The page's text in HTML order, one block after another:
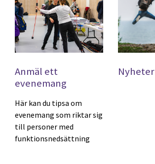
Anmäl ett
evenemang
Här kan du tipsa om
evenemang som riktar sig
till personer med
funktionsnedsättning
Nyheter